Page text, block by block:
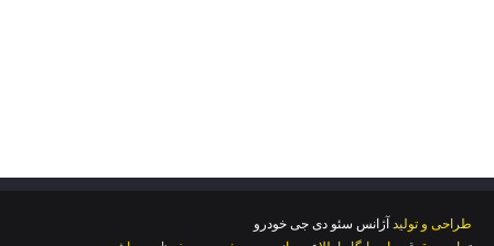
طراحی و تولید آژانس سئو دی جی خودرو